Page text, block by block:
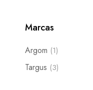
Marcas
Argom (1)
Targus (3)